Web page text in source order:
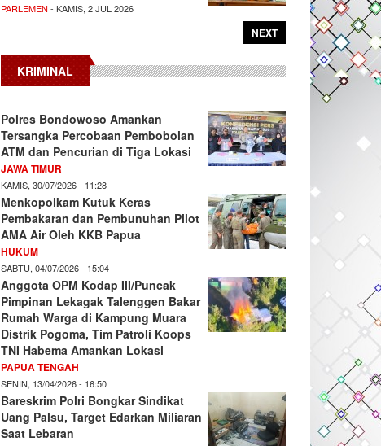
PARLEMEN - KAMIS, 2 JUL 2026
NEXT
KRIMINAL
Polres Bondowoso Amankan
Tersangka Percobaan Pembobolan
ATM dan Pencurian di Tiga Lokasi
JAWA TIMUR
KAMIS, 30/07/2026 - 11:28
Menkopolkam Kutuk Keras
Pembakaran dan Pembunuhan Pilot
AMA Air Oleh KKB Papua
HUKUM
SABTU, 04/07/2026 - 15:04
Anggota OPM Kodap III/Puncak
Pimpinan Lekagak Talenggen Bakar
Rumah Warga di Kampung Muara
Distrik Pogoma, Tim Patroli Koops
TNI Habema Amankan Lokasi
PAPUA TENGAH
SENIN, 13/04/2026 - 16:50
Bareskrim Polri Bongkar Sindikat
Uang Palsu, Target Edarkan Miliaran
Saat Lebaran